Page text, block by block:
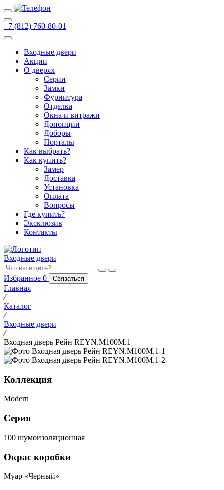
+7 (812) 760-80-01
Входные двери
Акции
О дверях
Cерии
Замки
Фурнитура
Отделка
Окна и витражи
Допопции
Доборы
Порталы
Как выбрать?
Как купить?
Замер
Доставка
Установка
Оплата
Вопросы
Где купить?
Эксклюзив
Контакты
Входные двери
Избранное 0 Связаться
Главная
/
Каталог
/
Входные двери
/
Входная дверь Рейн REYN.M100M.1
Коллекция
Modern
Серия
100 шумоизоляционная
Окрас коробки
Муар «Черный»